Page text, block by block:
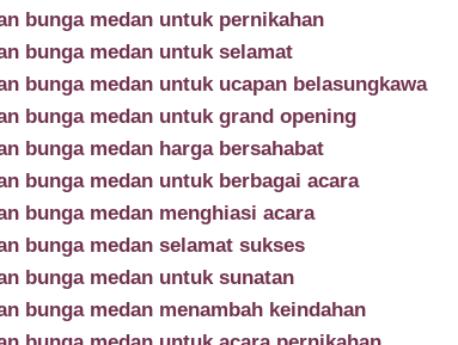
bunga medan untuk pernikahan
bunga medan untuk selamat
bunga medan untuk ucapan belasungkawa
bunga medan untuk grand opening
bunga medan harga bersahabat
bunga medan untuk berbagai acara
bunga medan menghiasi acara
bunga medan selamat sukses
bunga medan untuk sunatan
bunga medan menambah keindahan